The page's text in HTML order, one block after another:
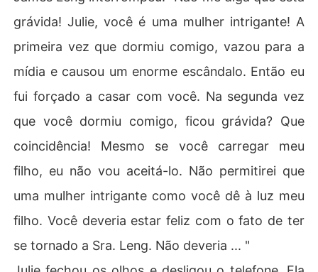
grávida! Julie, você é uma mulher intrigante! A
primeira vez que dormiu comigo, vazou para a
mídia e causou um enorme escândalo. Então eu
fui forçado a casar com você. Na segunda vez
que você dormiu comigo, ficou grávida? Que
coincidência! Mesmo se você carregar meu
filho, eu não vou aceitá-lo. Não permitirei que
uma mulher intrigante como você dê à luz meu
filho. Você deveria estar feliz com o fato de ter
se tornado a Sra. Leng. Não deveria ... "